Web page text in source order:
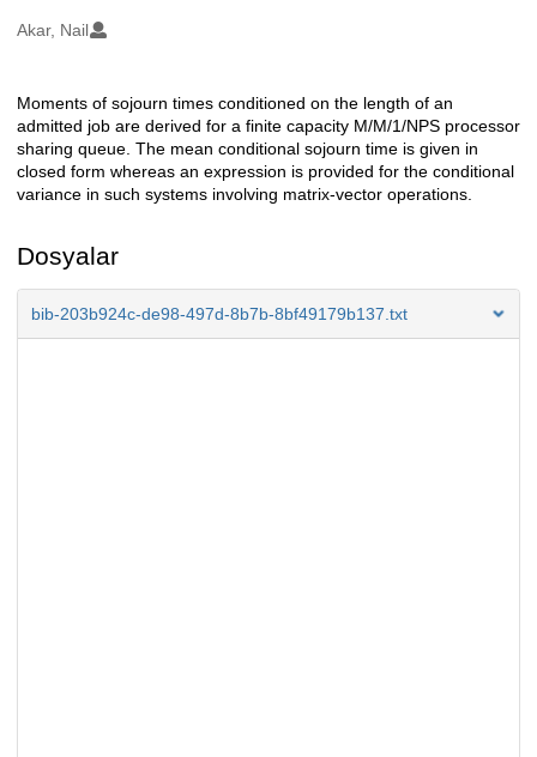
Oluşturanlar
Akar, Nail
Açıklama
Moments of sojourn times conditioned on the length of an
admitted job are derived for a finite capacity M/M/1/NPS processor
sharing queue. The mean conditional sojourn time is given in
closed form whereas an expression is provided for the conditional
variance in such systems involving matrix-vector operations.
Dosyalar
bib-203b924c-de98-497d-8b7b-8bf49179b137.txt